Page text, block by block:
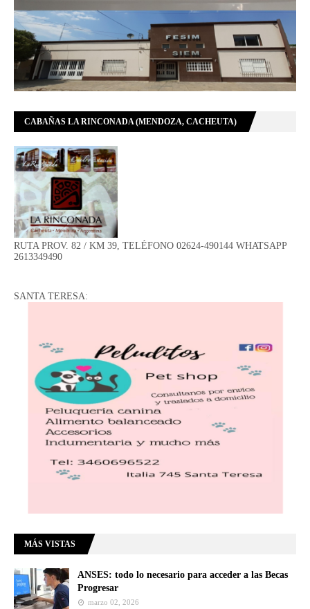
CABAÑAS LA RINCONADA (MENDOZA, CACHEUTA)
RUTA PROV. 82 / KM 39, TELÉFONO 02624-490144 WHATSAPP
2613349490
SANTA TERESA:
MÁS VISTAS
ANSES: todo lo necesario para acceder a las Becas
Progresar
marzo 02, 2026